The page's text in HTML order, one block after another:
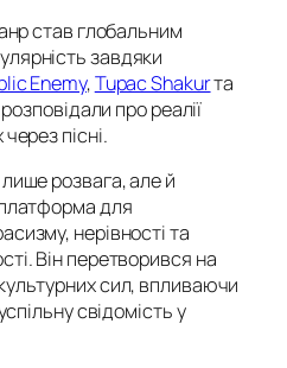
став глобальним
завдяки
Enemy,Tupac Shakurта
розповідали про реалії
пісні.
розвага, але й
для
нерівності та
Він перетворився на
сил, впливаючи
свідомість у